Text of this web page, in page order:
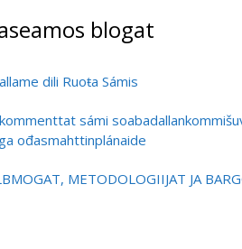
blogat
dili Ruoŧa Sámis
sámi
ođasmahttinplánaide
METODOLOGIIJAT JA